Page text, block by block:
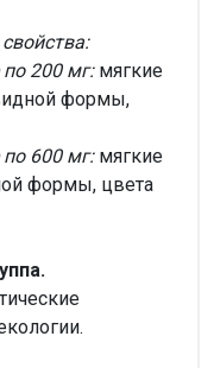
200 мг:мягкие
формы,
600 мг:мягкие
формы, цвета